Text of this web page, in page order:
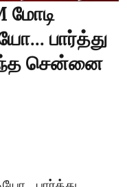
மோடி
பார்த்து
சென்னை